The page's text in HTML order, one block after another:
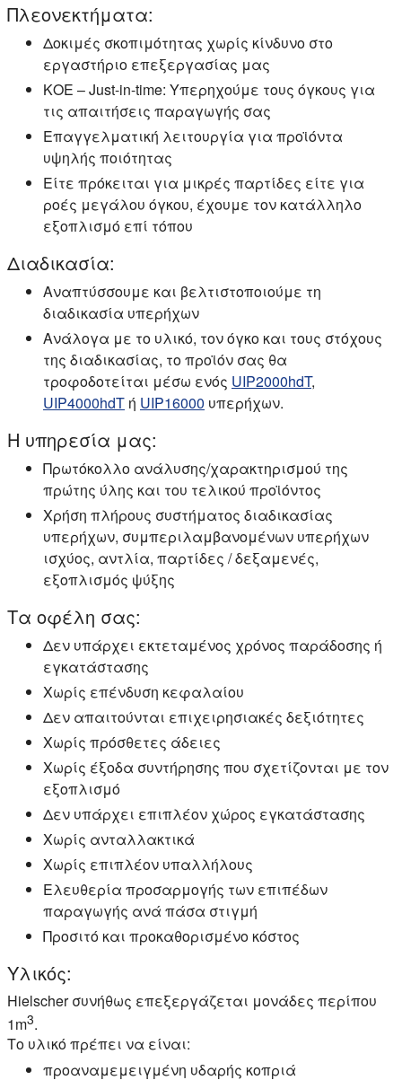
Πλεονεκτήματα:
Δοκιμές σκοπιμότητας χωρίς κίνδυνο στο
εργαστήριο επεξεργασίας μας
ΚΟΕ – Just-in-time: Υπερηχούμε τους όγκους για
τις απαιτήσεις παραγωγής σας
Επαγγελματική λειτουργία για προϊόντα
υψηλής ποιότητας
Είτε πρόκειται για μικρές παρτίδες είτε για
ροές μεγάλου όγκου, έχουμε τον κατάλληλο
εξοπλισμό επί τόπου
Διαδικασία:
Αναπτύσσουμε και βελτιστοποιούμε τη
διαδικασία υπερήχων
Ανάλογα με το υλικό, τον όγκο και τους στόχους
της διαδικασίας, το προϊόν σας θα
τροφοδοτείται μέσω ενός UIP2000hdT,
UIP4000hdT ή UIP16000 υπερήχων.
Η υπηρεσία μας:
Πρωτόκολλο ανάλυσης/χαρακτηρισμού της
πρώτης ύλης και του τελικού προϊόντος
Χρήση πλήρους συστήματος διαδικασίας
υπερήχων, συμπεριλαμβανομένων υπερήχων
ισχύος, αντλία, παρτίδες / δεξαμενές,
εξοπλισμός ψύξης
Τα οφέλη σας:
Δεν υπάρχει εκτεταμένος χρόνος παράδοσης ή
εγκατάστασης
Χωρίς επένδυση κεφαλαίου
Δεν απαιτούνται επιχειρησιακές δεξιότητες
Χωρίς πρόσθετες άδειες
Χωρίς έξοδα συντήρησης που σχετίζονται με τον
εξοπλισμό
Δεν υπάρχει επιπλέον χώρος εγκατάστασης
Χωρίς ανταλλακτικά
Χωρίς επιπλέον υπαλλήλους
Ελευθερία προσαρμογής των επιπέδων
παραγωγής ανά πάσα στιγμή
Προσιτό και προκαθορισμένο κόστος
Υλικός:
Hielscher συνήθως επεξεργάζεται μονάδες περίπου
1m3.
Το υλικό πρέπει να είναι:
προαναμεμειγμένη υδαρής κοπριά